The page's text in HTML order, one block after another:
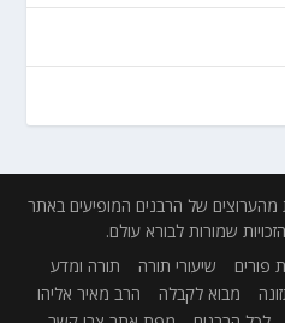
של הרבנים המופיעים באתר
שמורות לבורא עולם.
פורים שיעורי תורה
תורה ומדע
מבוא לקבלה
הרב מאיר אליהו